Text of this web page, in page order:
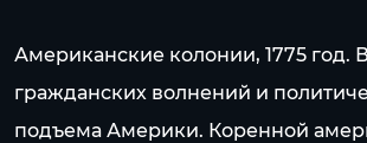
Американские колонии, 1775 год.
гражданских волнений и
подъема Америки. Коренной